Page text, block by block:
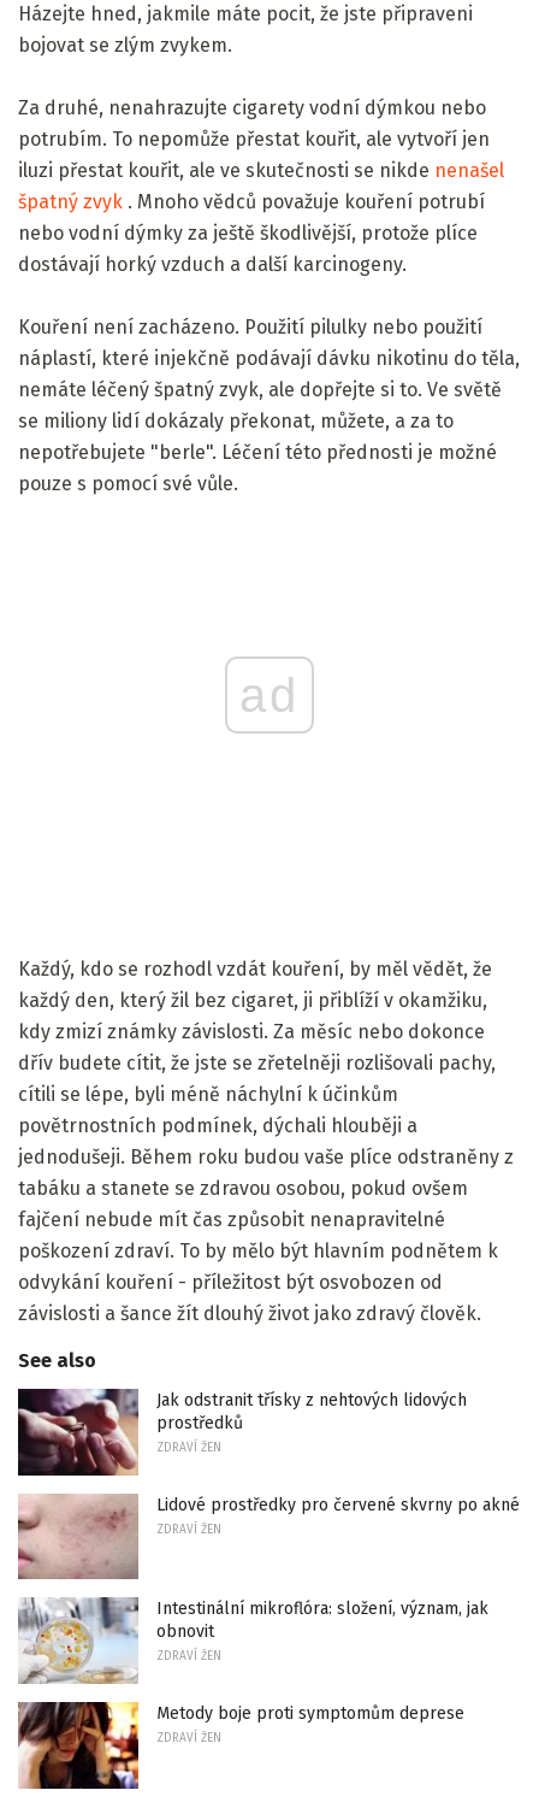
Házejte hned, jakmile máte pocit, že jste připraveni
bojovat se zlým zvykem.
Za druhé, nenahrazujte cigarety vodní dýmkou nebo
potrubím. To nepomůže přestat kouřit, ale vytvoří jen
iluzi přestat kouřit, ale ve skutečnosti se nikde nenašel
špatný zvyk . Mnoho vědců považuje kouření potrubí
nebo vodní dýmky za ještě škodlivější, protože plíce
dostávají horký vzduch a další karcinogeny.
Kouření není zacházeno. Použití pilulky nebo použití
náplastí, které injekčně podávají dávku nikotinu do těla,
nemáte léčený špatný zvyk, ale dopřejte si to. Ve světě
se miliony lidí dokázaly překonat, můžete, a za to
nepotřebujete "berle". Léčení této přednosti je možné
pouze s pomocí své vůle.
ad
Každý, kdo se rozhodl vzdát kouření, by měl vědět, že
každý den, který žil bez cigaret, ji přiblíží v okamžiku,
kdy zmizí známky závislosti. Za měsíc nebo dokonce
dřív budete cítit, že jste se zřetelněji rozlišovali pachy,
cítili se lépe, byli méně náchylní k účinkům
povětrnostních podmínek, dýchali hlouběji a
jednodušeji. Během roku budou vaše plíce odstraněny z
tabáku a stanete se zdravou osobou, pokud ovšem
fajčení nebude mít čas způsobit nenapravitelné
poškození zdraví. To by mělo být hlavním podnětem k
odvykání kouření - příležitost být osvobozen od
závislosti a šance žít dlouhý život jako zdravý člověk.
See also
Jak odstranit třísky z nehtových lidových
prostředků
ZDRAVÍ ŽEN
Lidové prostředky pro červené skvrny po akné
ZDRAVÍ ŽEN
Intestinální mikroflóra: složení, význam, jak
obnovit
ZDRAVÍ ŽEN
Metody boje proti symptomům deprese
ZDRAVÍ ŽEN